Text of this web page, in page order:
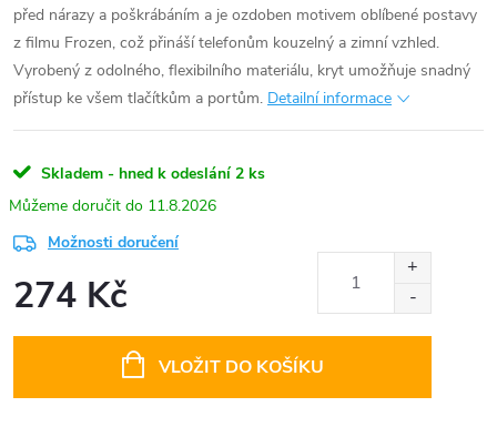
před nárazy a poškrábáním a je ozdoben motivem oblíbené postavy
z filmu Frozen, což přináší telefonům kouzelný a zimní vzhled.
Vyrobený z odolného, flexibilního materiálu, kryt umožňuje snadný
přístup ke všem tlačítkům a portům. Detailní informace
Skladem - hned k odeslání 2 ks
11.8.2026
Možnosti doručení
274 Kč
VLOŽIT DO KOŠÍKU